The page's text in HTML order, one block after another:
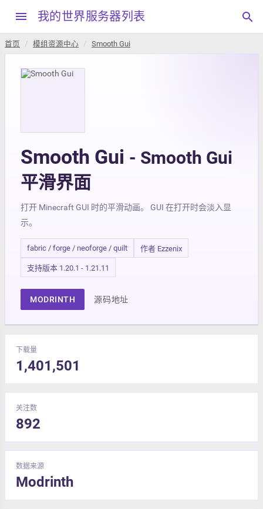
menu 我的世界服务器列表 search
首页 模组资源中心 Smooth Gui
Smooth Gui - Smooth Gui
平滑界面
打开 Minecraft GUI 时的平滑动画。 GUI 在打开时会淡入显
示。
fabric / forge / neoforge / quilt 作者 Ezzenix
支持版本 1.20.1 - 1.21.11
MODRINTH 源码地址
下载量
1,401,501
关注数
892
数据来源
Modrinth